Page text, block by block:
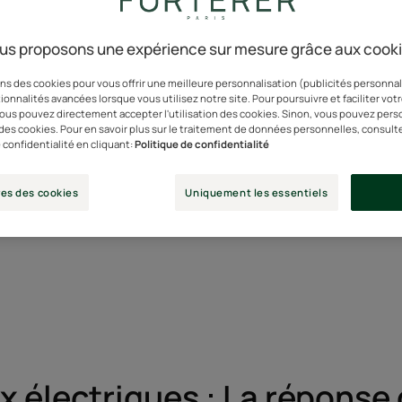
mes cheveux sont
Linda,
35 ans
proposons une expérience sur mesure grâce aux
des cookies pour vous offrir une meilleure personnalisation (publicités
avancées lorsque vous utilisez notre site. Pour poursuivre et faciliter
pouvez directement accepter l'utilisation des cookies. Sinon, vous pouvez
cookies. Pour en savoir plus sur le traitement de données personnelles,
en cliquant:Politique de confidentialité
des cookies Uniquement les essentiels